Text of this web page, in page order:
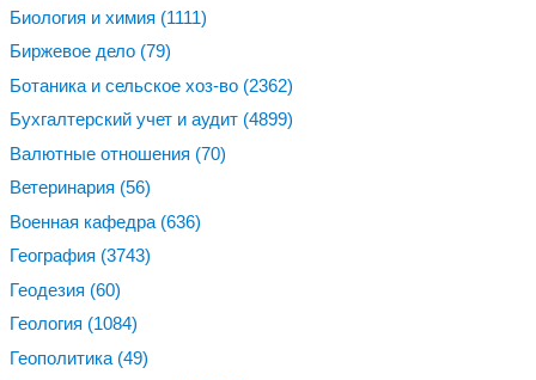
Биология и химия (1111)
Биржевое дело (79)
Ботаника и сельское хоз-во (2362)
Бухгалтерский учет и аудит (4899)
Валютные отношения (70)
Ветеринария (56)
Военная кафедра (636)
География (3743)
Геодезия (60)
Геология (1084)
Геополитика (49)